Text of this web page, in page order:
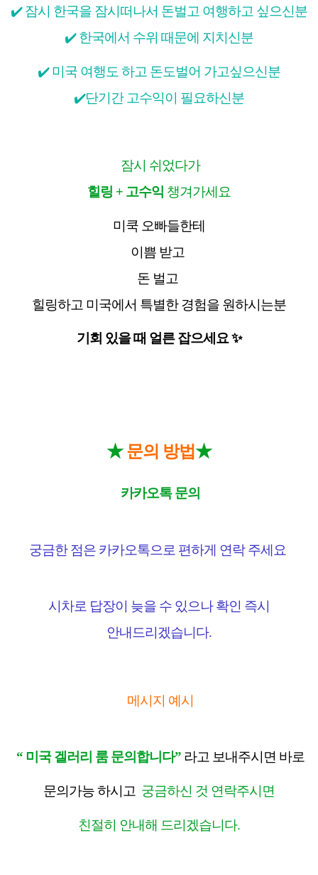
✔️ 잠시 한국을 잠시떠나서 돈벌고 여행하고 싶으신분
✔️ 한국에서 수위 때문에 지치신분
✔️ 미국 여행도 하고 돈도벌어 가고싶으신분
✔️단기간 고수익이 필요하신분
잠시 쉬었다가
힐링 + 고수익 챙겨가세요
미쿡 오빠들한테
이쁨 받고
돈 벌고
힐링하고 미국에서 특별한 경험을 원하시는분
기회 있을 때 얼른 잡으세요✨
★ 문의 방법★
카카오톡 문의
궁금한 점은 카카오톡으로 편하게 연락 주세요
시차로 답장이 늦을 수 있으나 확인 즉시
안내드리겠습니다.
메시지 예시
“ 미국 겔러리 룸 문의합니다” 라고 보내주시면 바로
문의가능 하시고 궁금하신 것 연락주시면
친절히 안내해 드리겠습니다.